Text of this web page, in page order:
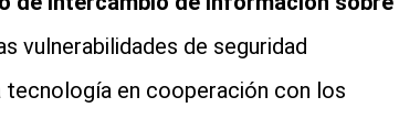
vulnerabilidades de seguridad
en cooperación con los